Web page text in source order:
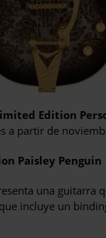
Edition
a partir de
Paisley Penguin
una guitarra
incluye un